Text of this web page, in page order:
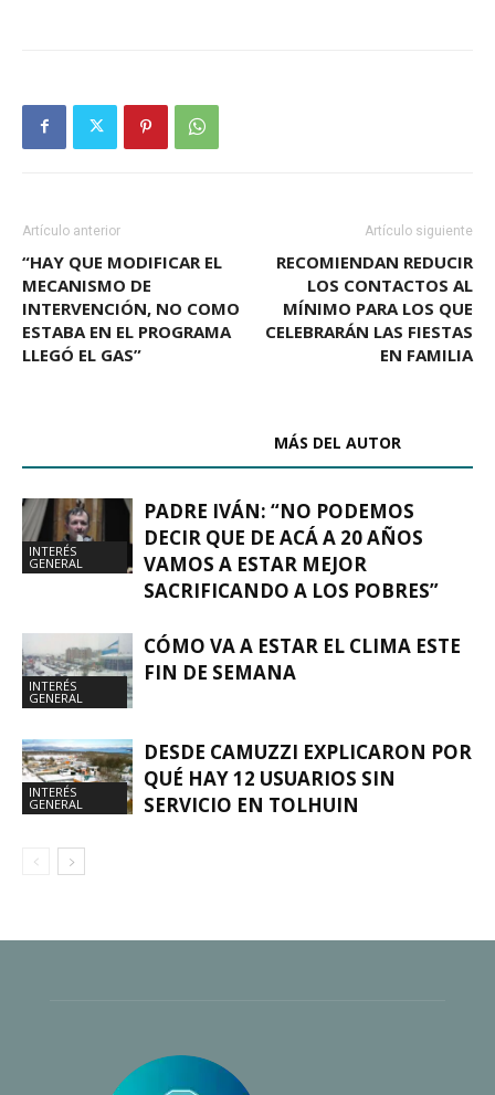
Artículo anterior
“HAY QUE MODIFICAR EL
MECANISMO DE
INTERVENCIÓN, NO COMO
ESTABA EN EL PROGRAMA
LLEGÓ EL GAS”
Artículo siguiente
RECOMIENDAN REDUCIR
LOS CONTACTOS AL
MÍNIMO PARA LOS QUE
CELEBRARÁN LAS FIESTAS
EN FAMILIA
MÁS DEL AUTOR
INTERÉS
GENERAL
PADRE IVÁN: “NO PODEMOS
DECIR QUE DE ACÁ A 20 AÑOS
VAMOS A ESTAR MEJOR
SACRIFICANDO A LOS POBRES”
INTERÉS
GENERAL
CÓMO VA A ESTAR EL CLIMA ESTE
FIN DE SEMANA
INTERÉS
GENERAL
DESDE CAMUZZI EXPLICARON POR
QUÉ HAY 12 USUARIOS SIN
SERVICIO EN TOLHUIN